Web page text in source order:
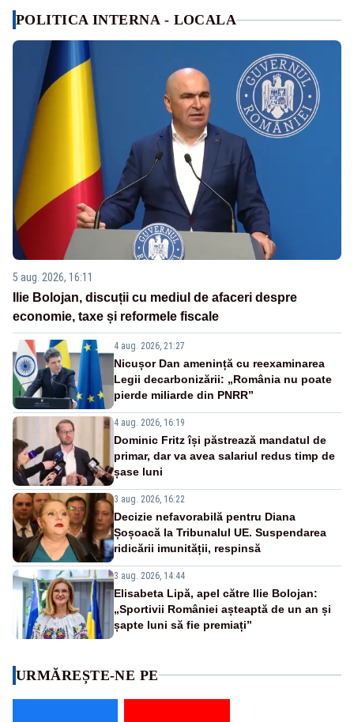
POLITICA INTERNA - LOCALA
5 aug. 2026, 16:11
Ilie Bolojan, discuții cu mediul de afaceri despre
economie, taxe și reformele fiscale
4 aug. 2026, 21:27
Nicușor Dan amenință cu reexaminarea
Legii decarbonizării: „România nu poate
pierde miliarde din PNRR”
4 aug. 2026, 16:19
Dominic Fritz își păstrează mandatul de
primar, dar va avea salariul redus timp de
șase luni
3 aug. 2026, 16:22
Decizie nefavorabilă pentru Diana
Șoșoacă la Tribunalul UE. Suspendarea
ridicării imunității, respinsă
3 aug. 2026, 14:44
Elisabeta Lipă, apel către Ilie Bolojan:
„Sportivii României așteaptă de un an și
șapte luni să fie premiați”
URMĂREȘTE-NE PE